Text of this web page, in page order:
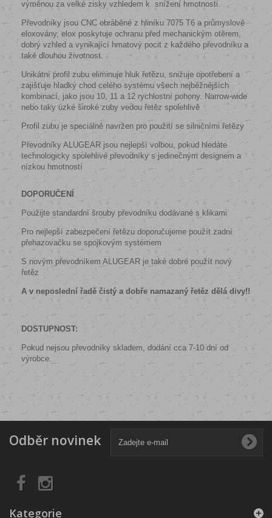
výměnou za velké zisky vzhledem k snížení hmotnosti.
Převodníky jsou CNC obráběné z hliníku 7075 T6 a průmyslově
eloxovány, elox poskytuje ochranu před mechanickým otěrem,
dobrý vzhled a vynikající hmatový pocit z každého převodníku a
také dlouhou životnost.
Unikátní profil zubu eliminuje hluk řetězu, snižuje opotřebení a
zajišťuje hladký chod celého systému všech nejběžnějších
kombinací, jako jsou 10, 11 a 12 rychlostní pohony. Narrow-wide
nebo taky úzké široké zuby vedou řetěz spolehlivě
Profil zubu je speciálně navržen pro použití se silničními řetězy
Převodníky ALUGEAR jsou nejlepší volbou, pokud hledáte
technologicky spolehlivé převodníky s jedinečným designem a
nízkou hmotností
DOPORUČENÍ
Použijte standardní šrouby převodníku dodávané s klikami
Pro nejlepší zabezpečení řetězu doporučujeme použít zadní
přehazovačku se spojkovým systémem
S novým převodníkem ALUGEAR je také dobré použít nový
řetěz
A v neposlední řadě čistý a dobře namazaný řetěz dělá divy!!
DOSTUPNOST:
Pokud nejsou převodníky skladem, dodání cca 7-10 dní od
výrobce.
Odběr novinek
Kategorie